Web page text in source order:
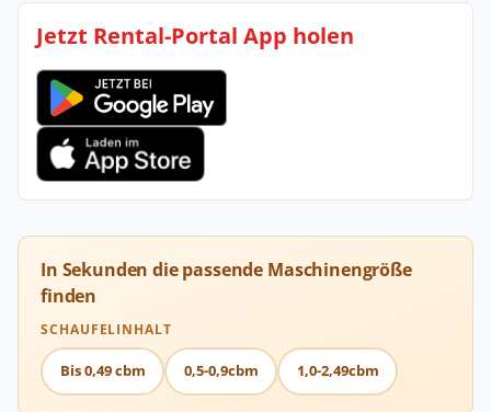
Jetzt Rental-Portal App holen
In Sekunden die passende Maschinengröße
finden
SCHAUFELINHALT
Bis 0,49 cbm 0,5-0,9cbm 1,0-2,49cbm